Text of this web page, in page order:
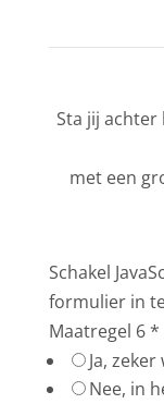
Sta jij
met een
Schakel
formulier in
Maatregel 6 *
Ja,
Nee, in